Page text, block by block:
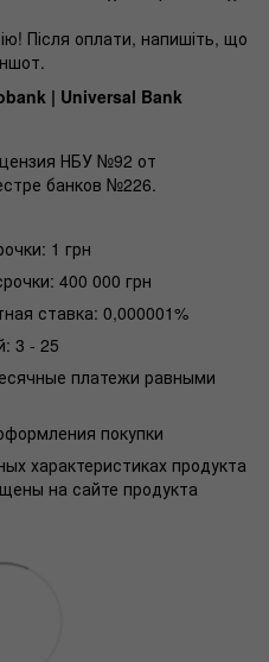
Після оплати, напишіть, що
| Universal Bank
НБУ №92 от
банков №226.
1 грн
400 000 грн
ставка: 0,000001%
3 - 25
платежи равными
покупки
характеристиках продукта
на сайте продукта